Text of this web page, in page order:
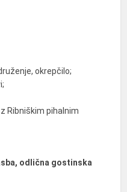
okrepčilo;
Ribniškim pihalnim
odlična gostinska